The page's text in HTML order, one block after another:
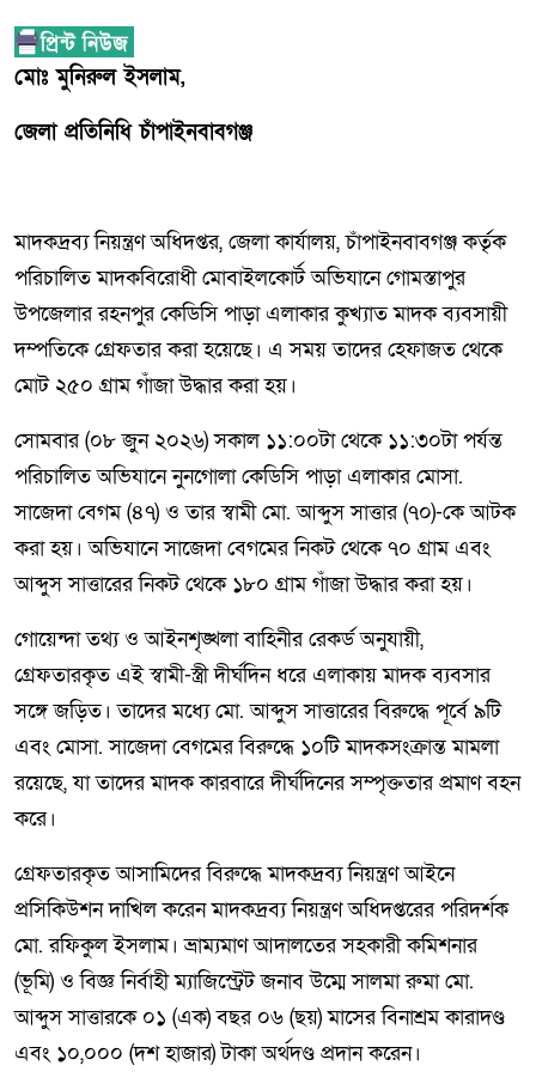
মোঃ মুনিরুল ইসলাম,
জেলা প্রতিনিধি চাঁপাইনবাবগঞ্জ
মাদকদ্রব্য নিয়ন্ত্রণ অধিদপ্তর, জেলা কার্যালয়, চাঁপাইনবাবগঞ্জ কর্তৃক
পরিচালিত মাদকবিরোধী মোবাইলকোর্ট অভিযানে গোমস্তাপুর
উপজেলার রহনপুর কেডিসি পাড়া এলাকার কুখ্যাত মাদক ব্যবসায়ী
দম্পতিকে গ্রেফতার করা হয়েছে। এ সময় তাদের হেফাজত থেকে
মোট ২৫০ গ্রাম গাঁজা উদ্ধার করা হয়।
সোমবার (০৮ জুন ২০২৬) সকাল ১১:০০টা থেকে ১১:৩০টা পর্যন্ত
পরিচালিত অভিযানে নুনগোলা কেডিসি পাড়া এলাকার মোসা.
সাজেদা বেগম (৪৭) ও তার স্বামী মো. আব্দুস সাত্তার (৭০)-কে আটক
করা হয়। অভিযানে সাজেদা বেগমের নিকট থেকে ৭০ গ্রাম এবং
আব্দুস সাত্তারের নিকট থেকে ১৮০ গ্রাম গাঁজা উদ্ধার করা হয়।
গোয়েন্দা তথ্য ও আইনশৃঙ্খলা বাহিনীর রেকর্ড অনুযায়ী,
গ্রেফতারকৃত এই স্বামী-স্ত্রী দীর্ঘদিন ধরে এলাকায় মাদক ব্যবসার
সঙ্গে জড়িত। তাদের মধ্যে মো. আব্দুস সাত্তারের বিরুদ্ধে পূর্বে ৯টি
এবং মোসা. সাজেদা বেগমের বিরুদ্ধে ১০টি মাদকসংক্রান্ত মামলা
রয়েছে, যা তাদের মাদক কারবারে দীর্ঘদিনের সম্পৃক্ততার প্রমাণ বহন
করে।
গ্রেফতারকৃত আসামিদের বিরুদ্ধে মাদকদ্রব্য নিয়ন্ত্রণ আইনে
প্রসিকিউশন দাখিল করেন মাদকদ্রব্য নিয়ন্ত্রণ অধিদপ্তরের পরিদর্শক
মো. রফিকুল ইসলাম। ভ্রাম্যমাণ আদালতের সহকারী কমিশনার
(ভূমি) ও বিজ্ঞ নির্বাহী ম্যাজিস্ট্রেট জনাব উম্মে সালমা রুমা মো.
আব্দুস সাত্তারকে ০১ (এক) বছর ০৬ (ছয়) মাসের বিনাশ্রম কারাদণ্ড
এবং ১০,০০০ (দশ হাজার) টাকা অর্থদণ্ড প্রদান করেন।